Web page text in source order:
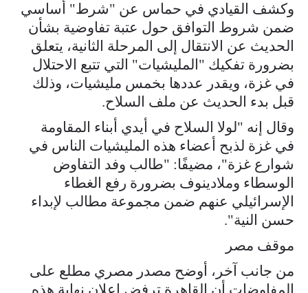
وكشف القيادي في حماس عن "شرط" أساسي
ضمن شروط التوافق حول عتبة تفاوضية بشأن
الحديث عن الانتقال إلى المرحلة الثانية، يتعلق
بضرورة تفكيك "المليشيات" التي تتبع الاحتلال
في غزة، ويقدر عددها بخمس مليشيات، وذلك
قبل بدء الحديث عن ملف السلاح.
وقال إنه "لولا السلاح في أيدي أبناء المقاومة
في غزة لذبح أعضاء هذه المليشيات الناس في
شوارع غزة"، مضيفًا: "طالب وفد التفاوض
الوسطاء وملادينوف بضرورة رفع الغطاء
الإسرائيلي عنهم ضمن مجموعة مطالب لإبداء
حسن النية".
موقف مصر
من جانب آخر، أوضح مصدر مصري مطلع على
المفاوضات أن القاهرة ترفض إعلان نهاية هذه